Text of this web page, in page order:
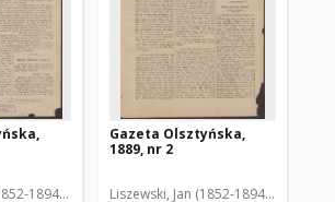
1894). Red.
Gazeta Olsztyńska,
1889, nr 2
Liszewski, Jan (1852-1894). Red.